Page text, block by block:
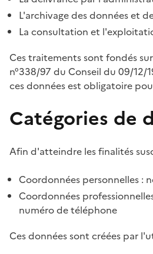
L'archivage des données et
La consultation et
Ces traitements sont fondés
n°338/97 du Conseil du 09/
ces données est obligatoire
Catégories de
Afin d'atteindre les finalités
Coordonnées personnelles :
Coordonnées
numéro de téléphone
Ces données sont créées par